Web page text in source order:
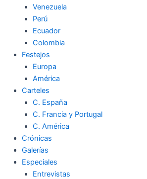
k
Venezuela
Perú
Ecuador
Colombia
Festejos
Europa
América
Carteles
C. España
C. Francia y Portugal
C. América
Crónicas
Galerías
Especiales
Entrevistas